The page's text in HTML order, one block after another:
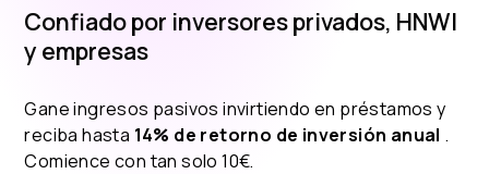
Confiado por inversores privados, HNWI
y empresas
Gane ingresos pasivos invirtiendo en préstamos y
reciba hasta 14% de retorno de inversión anual .
Comience con tan solo 10€.